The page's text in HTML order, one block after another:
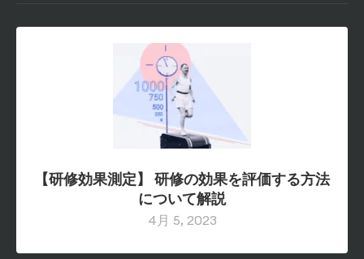
【研修効果測定】 研修の効果を評価する方法
について解説